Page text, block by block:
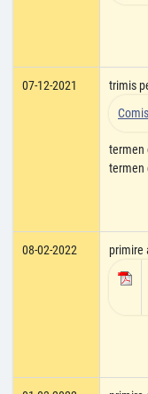
07-12-2021
trimis
termen
termen
08-02-2022
primire